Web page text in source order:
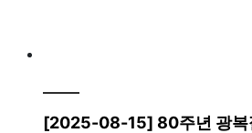
[2025-08-15] 80주년 광복